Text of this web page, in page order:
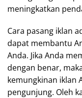
meningkatkan
Cara pasang iklan
dapat membantu
Anda. Jika Anda
dengan benar,
kemungkinan iklan
pengunjung. Oleh